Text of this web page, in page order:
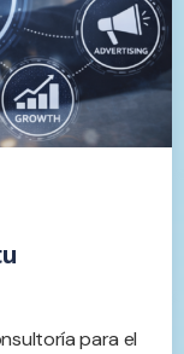
para el